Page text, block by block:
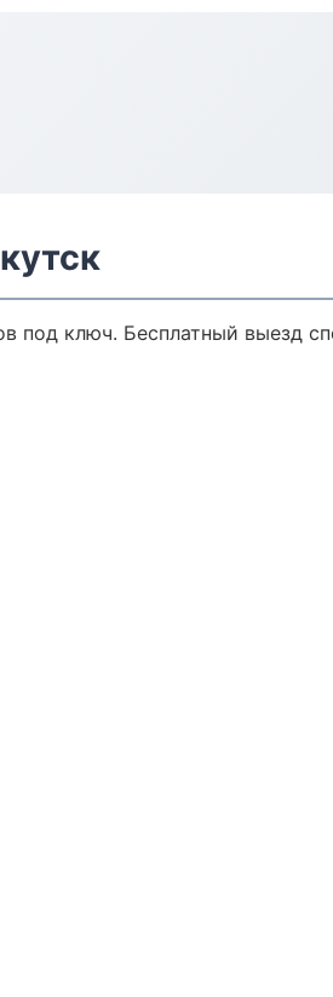
под ключ. Бесплатный выезд